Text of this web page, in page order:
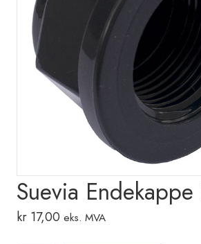
Suevia Endekappe
kr 17,00 eks. MVA